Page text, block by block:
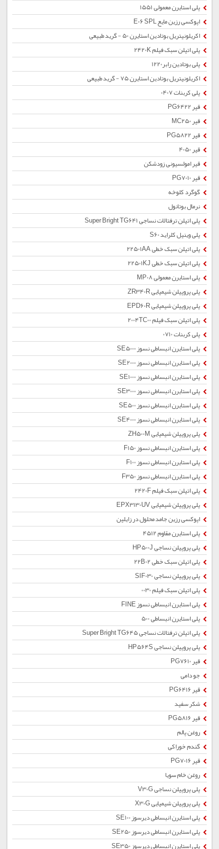
پلی استایرن معمولی 1551
اپوکسی رزین مایع E06 SPL
اکریلونیتریل بوتادین استایرن 50 - گرید طبیعی
پلی اتیلن سبک فیلم 2420K
پلی بوتادین رابر1220
اکریلونیتریل بوتادین استایرن 75 - گرید طبیعی
پلی کربنات 0407
قیر PG6422
قیر MC250
قیر PG5822
قیر 4050
قیر امولسیونی زودشکن
قیر PG7010
گوگرد کلوخه
نرمال بوتانول
پلی اتیلن ترفتالات نساجی Super Bright TG641
پلی وینیل کلراید S60
پلی اتیلن سبک خطی 22501AA
پلی اتیلن سبک خطی 22501KJ
پلی استایرن معمولی MP08
پلی پروپیلن شیمیایی ZR340R
پلی پروپیلن شیمیایی EPD60R
پلی اتیلن سبک فیلم 2004TC00
پلی کربنات 0710
پلی استایرن انبساطی نسوز SE5000
پلی استایرن انبساطی نسوز SE2000
پلی استایرن انبساطی نسوز SE1000
پلی استایرن انبساطی نسوز SE3000
پلی استایرن انبساطی نسوز SE500
پلی استایرن انبساطی نسوز SE4000
پلی پروپیلن شیمیایی ZH500M
پلی استایرن انبساطی نسوز F150
پلی استایرن انبساطی نسوز F100
پلی استایرن انبساطی نسوز F350
پلی اتیلن سبک فیلم 2420F
پلی پروپیلن شیمیایی EPX3130UV
اپوکسی رزین جامد محلول در زایلین
پلی استایرن مقاوم 4512
پلی پروپیلن نساجی HP500J
پلی اتیلن سبک خطی 22B02
پلی پروپیلن نساجی SIF030
پلی اتیلن سبک فیلم 0030
پلی استایرن انبساطی نسوز FINE
پلی استایرن انبساطی 500
پلی اتیلن ترفتالات نساجی Super Bright TG645
پلی پروپیلن نساجی HP564S
قیر PG7610
جو دامی
قیر PG6416
شکر سفید
قیر PG5816
روغن پالم
گندم خوراکی
قیر PG7016
روغن خام سویا
پلی پروپیلن نساجی V30G
پلی پروپیلن شیمیایی X30G
پلی استایرن انبساطی دیرسوز SE100
پلی استایرن انبساطی دیرسوز SE250
پلی استایرن انبساطی دیرسوز SE350